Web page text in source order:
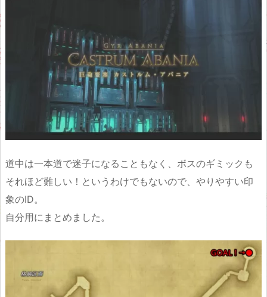
道中は一本道で迷子になることもなく、ボスのギミックも
それほど難しい！というわけでもないので、やりやすい印
象のID。
自分用にまとめました。